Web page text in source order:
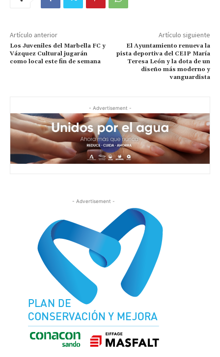
Artículo anterior
Los Juveniles del Marbella FC y
Vázquez Cultural jugarán
como local este fin de semana
Artículo siguiente
El Ayuntamiento renueva la
pista deportiva del CEIP María
Teresa León y la dota de un
diseño más moderno y
vanguardista
- Advertisement -
- Advertisement -